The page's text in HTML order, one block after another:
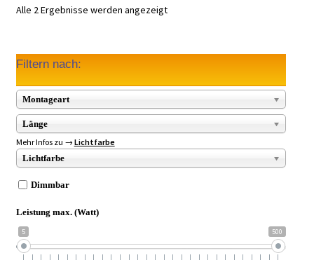
Alle 2 Ergebnisse werden angezeigt
Filtern nach:
Montageart
Länge
Mehr Infos zu → Lichtfarbe
Lichtfarbe
Dimmbar
Leistung max. (Watt)
5 500